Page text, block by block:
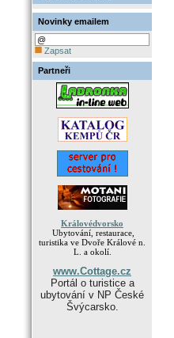
Novinky emailem
Zapsat
Partneři
Královédvorsko
Ubytování, restaurace,
turistika ve Dvoře Králové n.
L. a okolí.
www.Cottage.cz
Portál o turistice a
ubytování v NP České
Švýcarsko.